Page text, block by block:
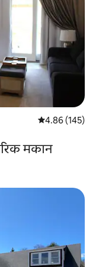
औसत रेटिंग 5 में से
4.86 (145)
मकान